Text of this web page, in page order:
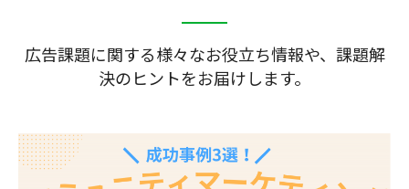
広告課題に関する様々なお役立ち情報や、課題解
決のヒントをお届けします。